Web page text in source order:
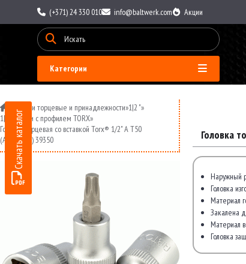
(+371) 24 330 010 info@baltwerk.com Акции
Категории
Скачать каталог
Головки торцевые и принадлежности»1|2 "»
1|2 головки с профилем TORX»
Головка торцевая со вставкой Torx® 1/2" A Т50
(АвтоDело) 39350
Головка
Наружный
Головка
Материал
Закалена
Материал
Головка